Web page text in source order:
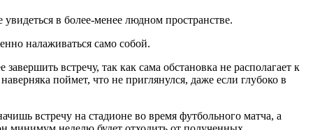
в более-менее людном пространстве.
налаживаться само собой.
встречу, так как сама обстановка не располагает к
поймет, что не приглянулся, даже если глубоко в
встречу на стадионе во время футбольного матча, а